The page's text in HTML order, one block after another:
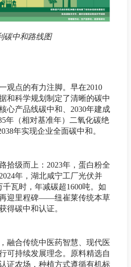
碳中和路线图
观点的有力注脚。早在2010
和科学规划制定了清晰的碳中
心产品线碳中和、2030年建成
年（相对基准年）二氧化碳绝
年实现企业全面碳中和。
拾级而上：2023年，蛋白粉全
年，湖北咸宁工厂光伏并
千瓦时，年减碳超1600吨。如
迎里程碑——纽崔莱传统本草
得碳中和认证。
融合传统中医药智慧、现代医
可持续发展理念。原料精选自
证农场，种植方式遵循有机标